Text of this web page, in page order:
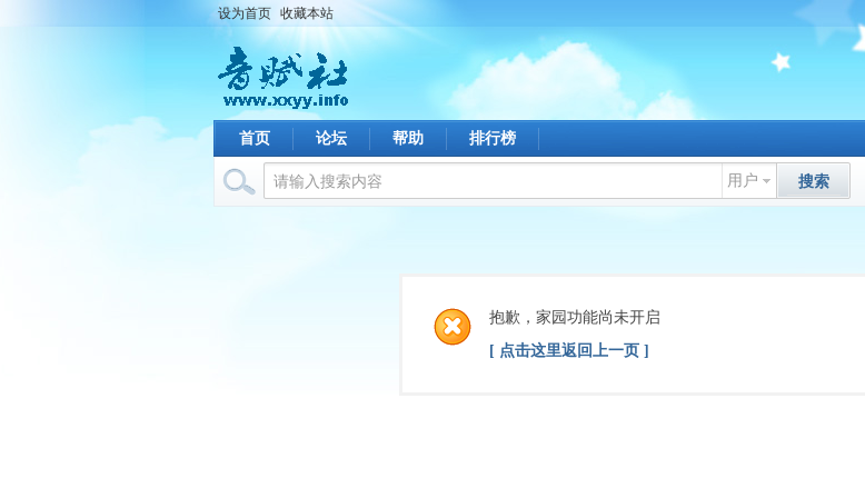
设为首页 收藏本站
首页 论坛 帮助 排行榜
用户 搜索
抱歉，家园功能尚未开启
[ 点击这里返回上一页 ]